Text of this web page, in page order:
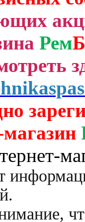
Рем
зар